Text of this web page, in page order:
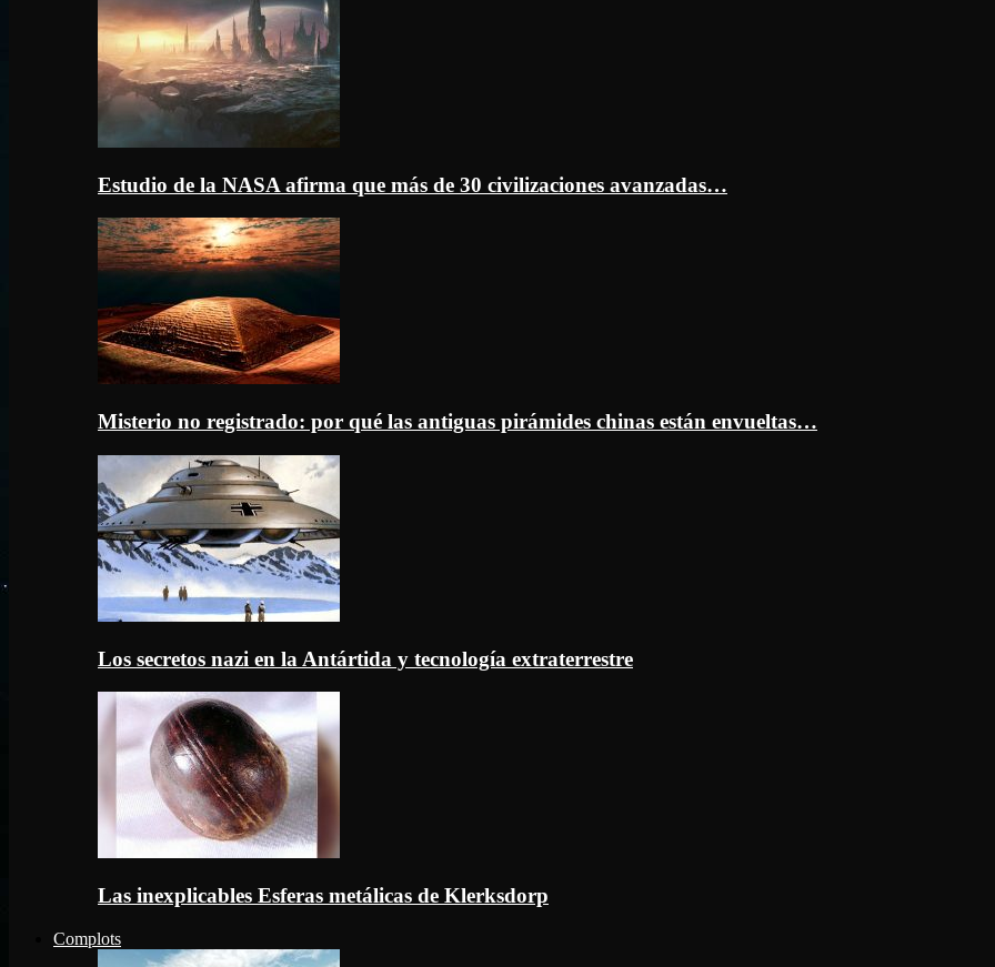
Estudio de la NASA afirma que más de 30 civilizaciones avanzadas…
Misterio no registrado: por qué las antiguas pirámides chinas están envueltas…
Los secretos nazi en la Antártida y tecnología extraterrestre
Las inexplicables Esferas metálicas de Klerksdorp
Complots